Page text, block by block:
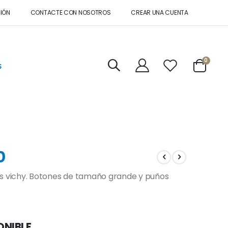
CONTACTE CON NOSOTROS CREAR UNA CUENTA
Cart
0
vichy. Botones de tamaño grande y puños